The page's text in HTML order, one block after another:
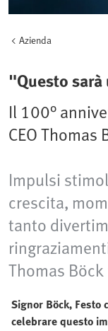
Azienda
"Questo
Il 100°
CEO Thomas
Impulsi
crescita,
tanto
Thomas
Signor Böck, Festo
celebrare questo